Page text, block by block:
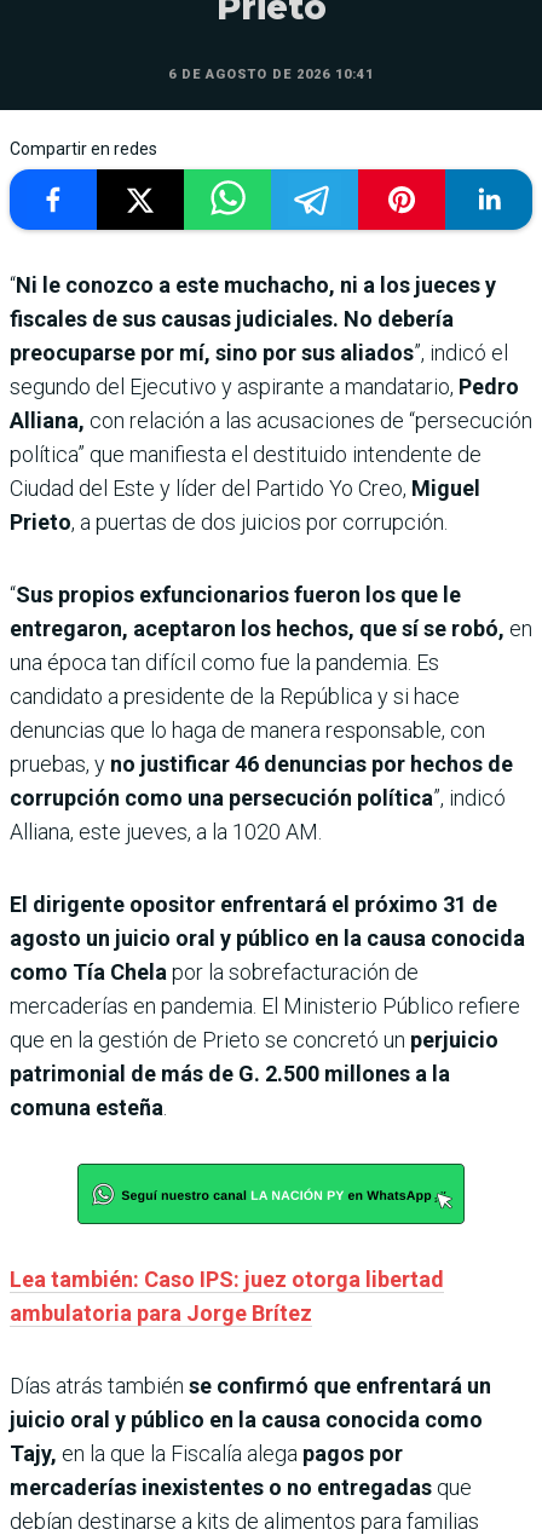
6 DE AGOSTO DE 2026 10:41
Compartir en redes
“Ni le conozco a este muchacho, ni a los jueces y
fiscales de sus causas judiciales. No debería
preocuparse por mí, sino por sus aliados”, indicó el
segundo del Ejecutivo y aspirante a mandatario, Pedro
Alliana, con relación a las acusaciones de “persecución
política” que manifiesta el destituido intendente de
Ciudad del Este y líder del Partido Yo Creo, Miguel
Prieto, a puertas de dos juicios por corrupción.
“Sus propios exfuncionarios fueron los que le
entregaron, aceptaron los hechos, que sí se robó, en
una época tan difícil como fue la pandemia. Es
candidato a presidente de la República y si hace
denuncias que lo haga de manera responsable, con
pruebas, y no justificar 46 denuncias por hechos de
corrupción como una persecución política”, indicó
Alliana, este jueves, a la 1020 AM.
El dirigente opositor enfrentará el próximo 31 de
agosto un juicio oral y público en la causa conocida
como Tía Chela por la sobrefacturación de
mercaderías en pandemia. El Ministerio Público refiere
que en la gestión de Prieto se concretó un perjuicio
patrimonial de más de G. 2.500 millones a la
comuna esteña
Lea también: Caso IPS: juez otorga libertad
ambulatoria para Jorge Brítez
Días atrás también se confirmó que enfrentará un
juicio oral y público en la causa conocida como
Tajy, en la que la Fiscalía alega pagos por
mercaderías inexistentes o no entregadas que
debían destinarse a kits de alimentos para familias